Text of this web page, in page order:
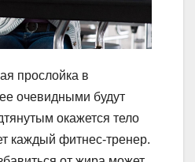
прослойка в
очевидными будут
окажется тело
каждый фитнес-тренер.